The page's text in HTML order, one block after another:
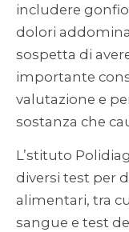
includere
dolori
sospetta di
importante
valutazione e
sostanza che
L’stituto
diversi test per
alimentari, tra
sangue e test